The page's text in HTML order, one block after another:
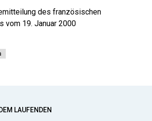
des französischen
vom 19. Januar 2000
LAUFENDEN